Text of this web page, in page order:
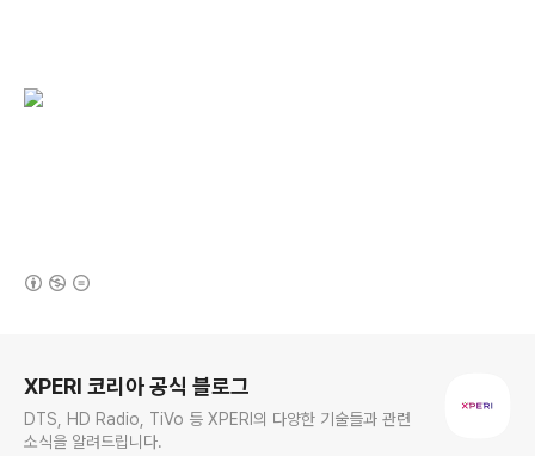
XPERI 코리아 공식 블로그
DTS, HD Radio, TiVo 등 XPERI의 다양한 기술들과 관련
소식을 알려드립니다.